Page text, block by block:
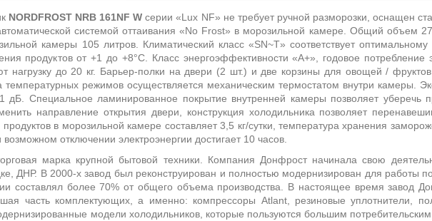
NORDFROST NRB 161NF W серии «Lux NF» не требует ручной разморозки, оснащен
системой оттаивания «No Frost» в морозильной камере. Общий объем
камеры 105 литров. Климатический класс «SN~T» соответствует
продуктов от +1 до +8°С. Класс энергоэффективности «А+», годовое потребление
нагрузку до 20 кг. Барьер-полки на двери (2 шт.) и две корзины для овощей /
температурных режимов осуществляется механическим термостатом внутри камеры.
дБ. Специальное ламинированное покрытие внутренней камеры позволяет уберечь
направление открытия двери, конструкция холодильника позволяет
в морозильной камере составляет 3,5 кг/сутки, температура хранения
отключении электроэнергии достигает 10 часов.
марка крупной бытовой техники. Компания Донфрост начинала свою
ДНР. В 2000-х завод был реконструирован и полностью модернизирован для работы
составлял более 70% от общего объема производства. В настоящее время завод
часть комплектующих, а именно: компрессоры Atlant, резиновые уплотнители,
модели холодильников, которые пользуются большим